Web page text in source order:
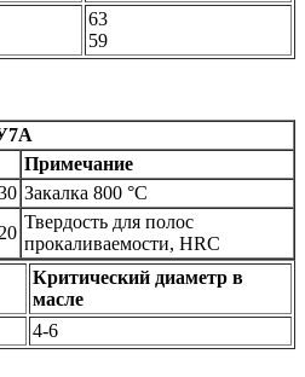
63
59
Примечание
Закалка 800 °С
20
Твердость для полос
прокаливаемости, HRC
Критический диаметр в
масле
4-6